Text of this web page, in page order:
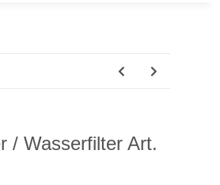
/ Wasserfilter Art.